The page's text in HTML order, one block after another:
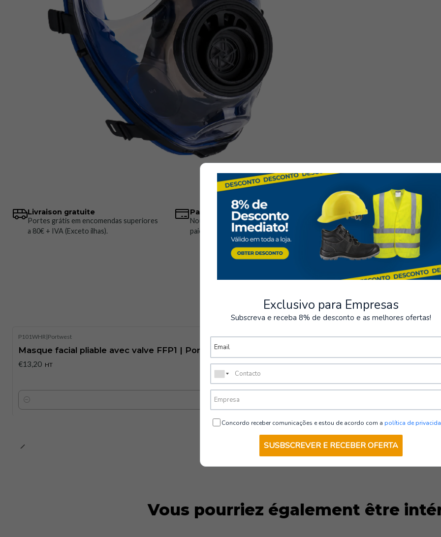
Livraison gratuite
Portes grátis em encomendas superiores
a 80€ + IVA (Exceto ilhas).
Paiements sécurisés
Nous proposons plusieurs méthodes de
paiement sécurisées.
Stockage
Possibilité de récupérer la
P101WHR |Portwest
Masque facial pliable avec valve FFP1 | Portwest
€13,20 HT
Quantité
Vous pourriez également être
Exclusivo para Empresas
Subscreva e receba 8% de desconto e as melhores ofertas!
Concordo receber comunicações e estou de acordo com a política de
SUSBSCREVER E RECEBER OFERTA